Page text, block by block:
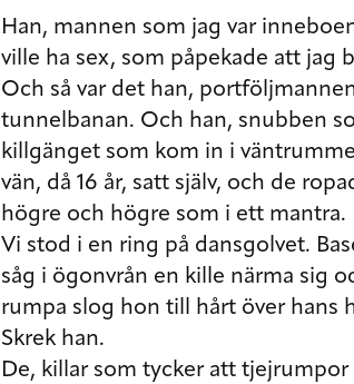
Han, mannen som jag var
ville ha sex, som påpekade att jag
Och så var det han,
tunnelbanan. Och han, snubben
killgänget som kom in i
vän, då 16 år, satt själv, och de
högre och högre som i ett mantra.
Vi stod i en ring på dansgolvet.
såg i ögonvrån en kille närma sig
rumpa slog hon till hårt över hans
Skrek han.
De, killar som tycker att